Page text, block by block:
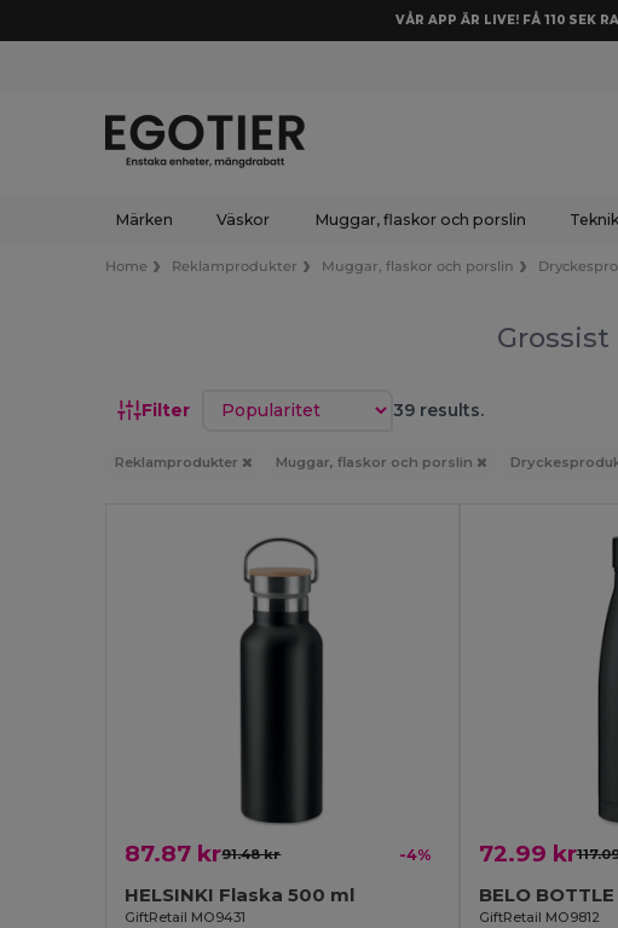
VÅR APP ÄR LIVE! FÅ 110 SEK
Märken Väskor Muggar, flaskor och porslin
Home Reklamprodukter Muggar, flaskor och porslin
Grossist
Filter Sortera efter 39 results.
Reklamprodukter Muggar, flaskor och porslin
87.87 kr91.48 kr -4%
HELSINKI Flaska 500 ml
GiftRetail MO9431
72.99 kr
GiftRetail MO9812